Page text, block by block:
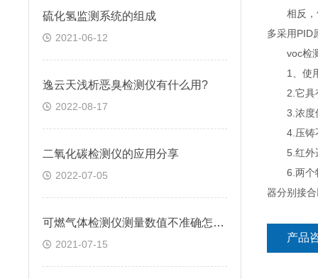
硫化氢监测系统的组成
2021-06-12
逸云天浅析恶臭检测仪有什么用?
2022-08-17
二氧化碳检测仪的应用分享
2022-07-05
可燃气体检测仪测量数值不准确怎么办
2021-07-15
相反，气
多采用PID
voc检测
1、使用
2.它具有
3.浓度值
4.压铸不
5.红外遥
6.两个特
器分别接
产品